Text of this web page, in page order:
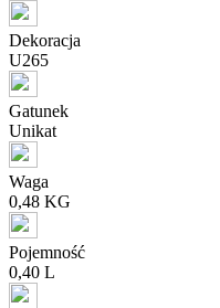
Dekoracja
U265
Gatunek
Unikat
Waga
0,48 KG
Pojemność
0,40 L